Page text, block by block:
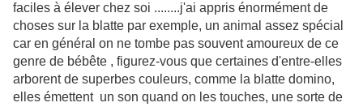
faciles à élever chez soi ........j'ai appris énormément de
choses sur la blatte par exemple, un animal assez spécial
car en général on ne tombe pas souvent amoureux de ce
genre de bébête , figurez-vous que certaines d'entre-elles
arborent de superbes couleurs, comme la blatte domino,
elles émettent un son quand on les touches, une sorte de